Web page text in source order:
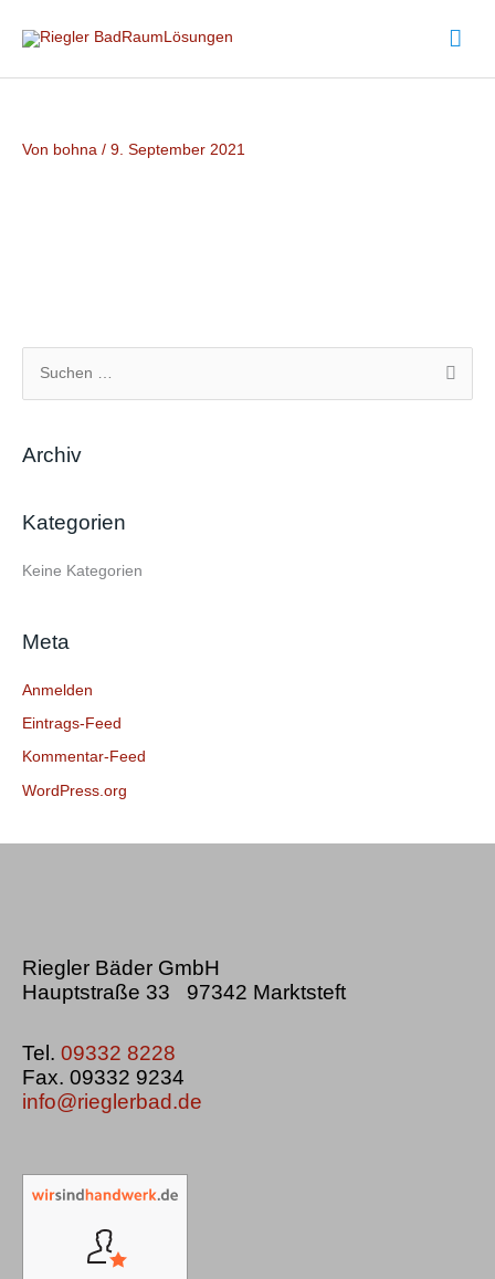
Inhalt
Von bohna / 9. September 2021
h
n
h
Archiv
Kategorien
Keine Kategorien
Meta
Anmelden
Eintrags-Feed
Kommentar-Feed
WordPress.org
Riegler Bäder GmbH
Hauptstraße 33 97342 Marktsteft
Tel. 09332 8228
Fax. 09332 9234
info@rieglerbad.de